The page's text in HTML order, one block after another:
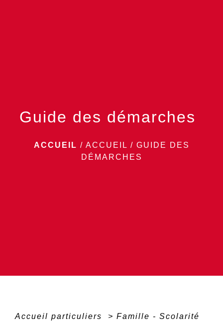
Guide des démarches
ACCUEIL / ACCUEIL / GUIDE DES
DÉMARCHES
Accueil particuliers > Famille - Scolarité